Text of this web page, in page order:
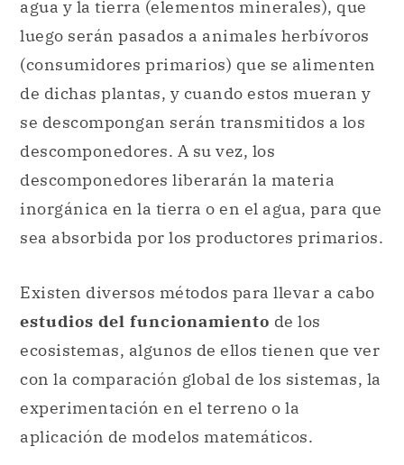
agua y la tierra (elementos minerales), que
luego serán pasados a animales herbívoros
(consumidores primarios) que se alimenten
de dichas plantas, y cuando estos mueran y
se descompongan serán transmitidos a los
descomponedores. A su vez, los
descomponedores liberarán la materia
inorgánica en la tierra o en el agua, para que
sea absorbida por los productores primarios.
Existen diversos métodos para llevar a cabo
estudios del funcionamiento de los
ecosistemas, algunos de ellos tienen que ver
con la comparación global de los sistemas, la
experimentación en el terreno o la
aplicación de modelos matemáticos.